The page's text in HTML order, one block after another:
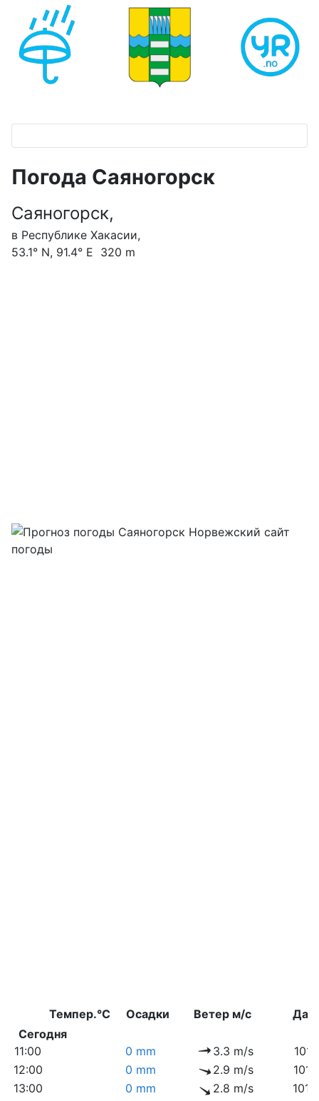
Погода Саяногорск
Саяногорск,
в Республике Хакасии,
53.1° N, 91.4° E 320 m
Темпер.°C Осадки Ветер м/с
Сегодня
11:00
0 mm 3.3 m/s
12:00
0 mm 2.9 m/s
13:00
0 mm 2.8 m/s